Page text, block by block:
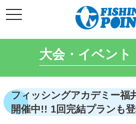
ン
ン
ス
ッ
プ
t
o
l
a
t
i
o
n
大会・イベント
フィッシングアカデミー福
開催中!! 1回完結プランも